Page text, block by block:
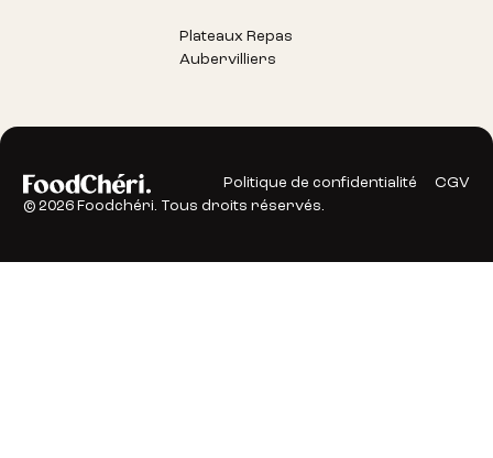
Plateaux Repas
Aubervilliers
Politique de confidentialité
CGV
©2026 Foodchéri. Tous droits réservés.